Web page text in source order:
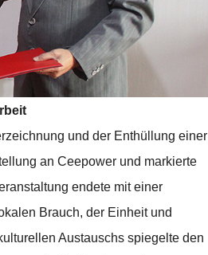
und der Enthüllung einer
an Ceepower und markierte
endete mit einer
Brauch, der Einheit und
Austauschs spiegelte den